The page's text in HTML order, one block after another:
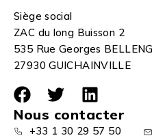
Siège social
ZAC du long Buisson 2
535 Rue Georges
27930 GUICHAINVILLE
Nous contacter
+33 1 30 29 57 50